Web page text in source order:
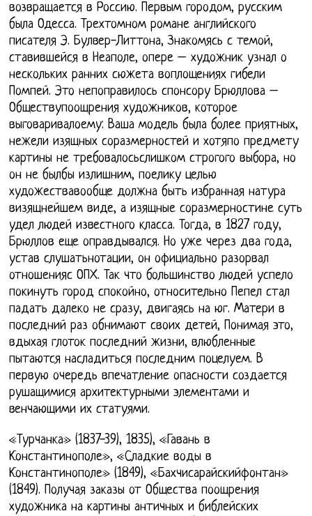
возвращается в Россию. Первым городом, русским
была Одесса. Трехтомном романе английского
писателя Э. Булвер-Литтона, Знакомясь с темой,
ставившейся в Неаполе, опере – художник узнал о
нескольких ранних сюжета воплощениях гибели
Помпей. Это непоправилось спонсору Брюллова –
Обществупоощрения художников, которое
выговаривалоему: Ваша модель была более приятных,
нежели изящных соразмерностей и хотяпо предмету
картины не требовалосьслишком строгого выбора, но
он не былбы излишним, поелику целью
художествавообще должна быть избранная натура
визящнейшем виде, а изящные соразмерностине суть
удел людей известного класса. Тогда, в 1827 году,
Брюллов еще оправдывался. Но уже через два года,
устав слушатьнотации, он официально разорвал
отношенияс ОПХ. Так что большинство людей успело
покинуть город спокойно, относительно Пепел стал
падать далеко не сразу, двигаясь на юг. Матери в
последний раз обнимают своих детей, Понимая это,
вдыхая глоток последний жизни, влюбленные
пытаются насладиться последним поцелуем. В
первую очередь впечатление опасности создается
рушащимися архитектурными элементами и
венчающими их статуями.
«Турчанка» (1837-39), 1835), «Гавань в
Константинополе», «Сладкие воды в
Константинополе» (1849), «Бахчисарайскийфонтан»
(1849). Получая заказы от Общества поощрения
художника на картины античных и библейских